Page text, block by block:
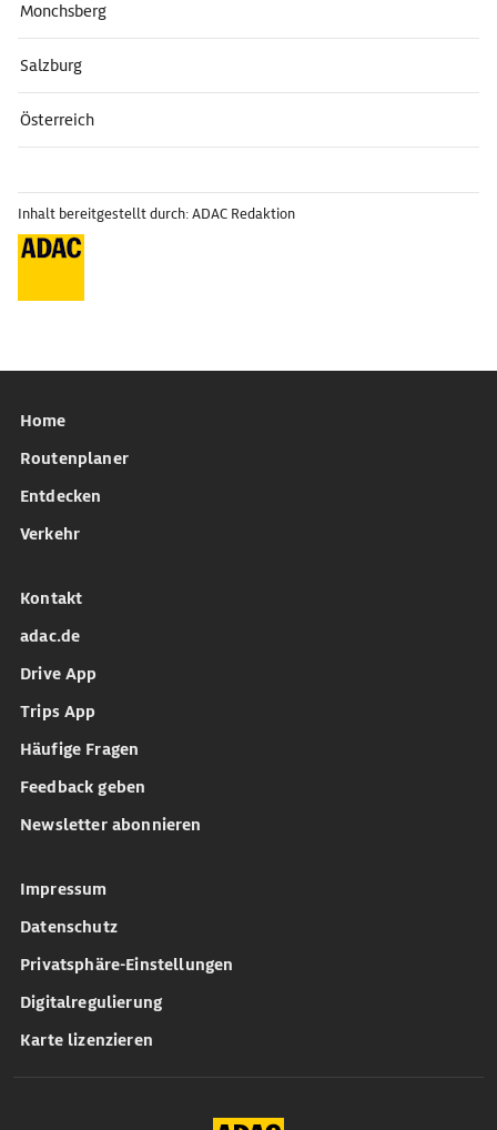
Monchsberg
Salzburg
Österreich
Inhalt bereitgestellt durch: ADAC Redaktion
Home
Routenplaner
Entdecken
Verkehr
Kontakt
adac.de
Drive App
Trips App
Häufige Fragen
Feedback geben
Newsletter abonnieren
Impressum
Datenschutz
Privatsphäre-Einstellungen
Digitalregulierung
Karte lizenzieren